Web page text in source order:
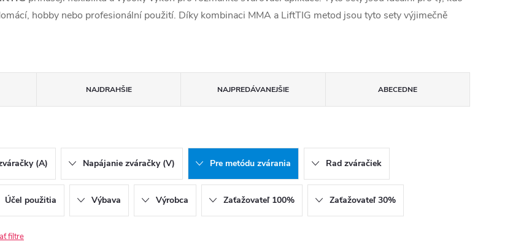
hobby nebo profesionální použití. Díky kombinaci MMA a LiftTIG metod jsou tyto sety výjimečně
NAJDRAHŠIE NAJPREDÁVANEJŠIE ABECEDNE
(A) Napájanie zváračky (V) Pre metódu zvárania Rad zváračiek
Účel použitia Výbava Výrobca Zaťažovateľ 100% Zaťažovateľ 30%
filtre